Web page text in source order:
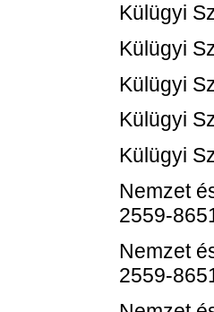
Külügyi
Külügyi
Külügyi
Külügyi
Külügyi
Nemzet
2559-
Nemzet
2559-